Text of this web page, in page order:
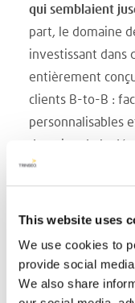
This website uses
We use cookies to
provide social
We also share
qui semblaient
part, le domaine
investissant dans
entièrement
clients B-to-B :
personnalisables
domaine de la
matériaux
chauds au
conception
confort
AVONITE ® Flex